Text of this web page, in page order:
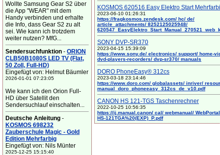
Wollte Samsung Gear S2 über
die App "WEAR" mit dem
Handy verbinden und erhalte
die Info, dass Gear S2 zu alt
sei. Wie kann ich trotzdem
weiter nutzen? MfG...
Sendersuchfunktion - ORION
CLB50B1080S LED TV (Flat,
50 Zoll, Full-HD)
Eingefügt von: Helmut Bäumler
2026-01-01 07:23:05
Wie kann ich den Orion Full-
HD über Satellit den
Sendersuchlauf einschalten...
Deutsche Anleitung -
KOSMOS 698232
Zauberschule Magic - Gold
Edition Mehrfarbig
Eingefügt von: Nils Münter
2025-12-25 15:15:40
KOSMOS 620516 Easy Elektro Start
2023-06-10 01:26:31
https://fragkosmos.zendesk.com/ hc/ de/
article_attachments/ 8252125025948/
SONY DVP-SR370
2023-04-15 15:39:09
https://www.sony.de/ electronics/ support/ home-
dvd-players-recorders/ dvp-sr370/ manuals
DORO PhoneEasy® 312cs
2023-03-18 23:14:46
https://www.doro.com/ globalassets/ inriver/
manual_doro_phoneeasy_312cs_de_v10.pdf
CANON HS 121-TGS Taschenrechner
2022-10-25 10:56:35
https://ij.manual.canon/ cal/ webmanual/
HS-121TGA%20(EXP)_P.pdf